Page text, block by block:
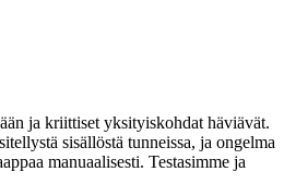
ja kriittiset yksityiskohdat häviävät.
sisällöstä tunneissa, ja ongelma
manuaalisesti. Testasimme ja